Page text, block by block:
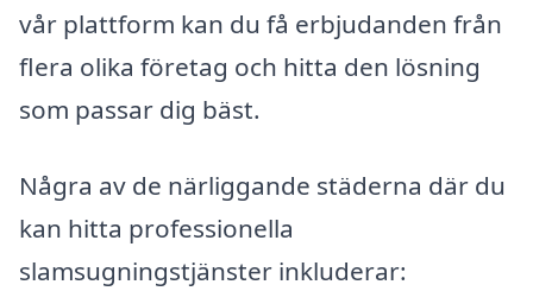
vår plattform kan du få erbjudanden från
flera olika företag och hitta den lösning
som passar dig bäst.
Några av de närliggande städerna där du
kan hitta professionella
slamsugningstjänster inkluderar: